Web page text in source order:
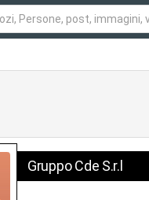
Gruppo Cde S.r.l